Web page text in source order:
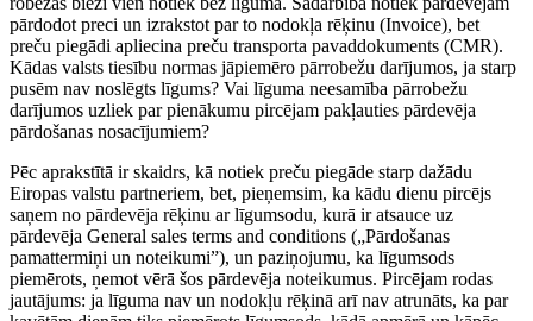
pārdodot preci un izrakstot par to nodokļa rēķinu (Invoice), bet
preču piegādi apliecina preču transporta pavaddokuments (CMR).
Kādas valsts tiesību normas jāpiemēro pārrobežu darījumos, ja starp
pusēm nav noslēgts līgums? Vai līguma neesamība pārrobežu
darījumos uzliek par pienākumu pircējam pakļauties pārdevēja
pārdošanas nosacījumiem?
Pēc aprakstītā ir skaidrs, kā notiek preču piegāde starp dažādu
Eiropas valstu partneriem, bet, pieņemsim, ka kādu dienu pircējs
saņem no pārdevēja rēķinu ar līgumsodu, kurā ir atsauce uz
pārdevēja General sales terms and conditions („Pārdošanas
pamattermiņi un noteikumi”), un paziņojumu, ka līgumsods
piemērots, ņemot vērā šos pārdevēja noteikumus. Pircējam rodas
jautājums: ja līguma nav un nodokļu rēķinā arī nav atrunāts, ka par